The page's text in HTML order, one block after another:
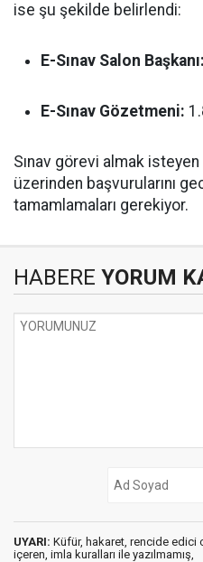
ise şu şekilde belirlendi:
E-Sınav Salon Başkanı:
E-Sınav Gözetmeni:
Sınav görevi almak
üzerinden başvurularını
tamamlamaları gerekiyor.
HABERE YORUM
UYARI: Küfür, hakaret, rencide edici
içeren, imla kuralları ile yazılmamış,